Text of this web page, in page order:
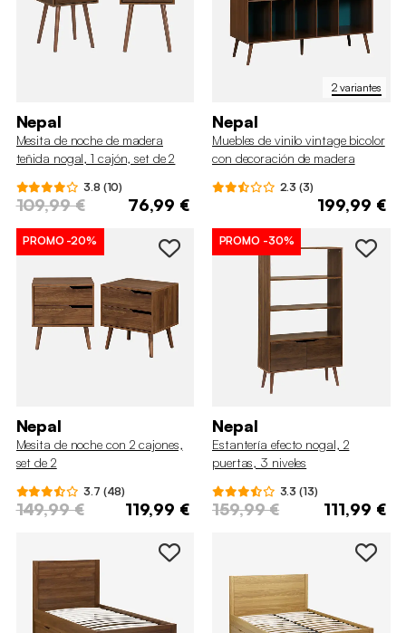
Nepal
Mesita de noche de madera
teñida nogal, 1 cajón, set de 2
3.8 (10)
109,99 € 76,99 €
2 variantes
Nepal
Muebles de vinilo vintage bicolor
con decoración de madera
2.3 (3)
199,99 €
PROMO-20%
Nepal
Mesita de noche con 2 cajones,
set de 2
3.7 (48)
149,99 € 119,99 €
PROMO -30%
Nepal
Estantería efecto nogal, 2
puertas, 3 niveles
3.3 (13)
159,99 € 111,99 €